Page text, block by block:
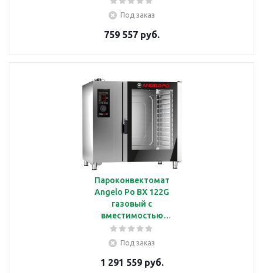
Под заказ
759 557 руб.
Пароконвектомат
Angelo Po BX 122G
газовый с
вместимостью
24*GN1/1
Под заказ
1 291 559 руб.